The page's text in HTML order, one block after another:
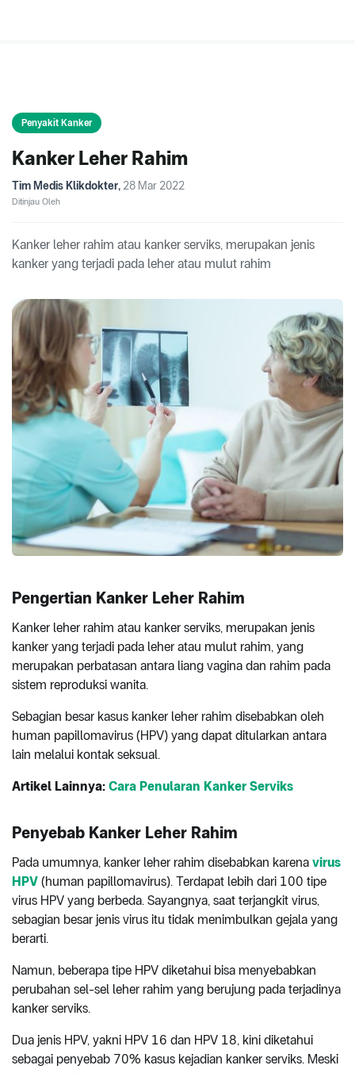
Penyakit Kanker
Kanker Leher Rahim
Tim Medis Klikdokter, 28 Mar 2022
Ditinjau Oleh
Kanker leher rahim atau kanker serviks, merupakan jenis
kanker yang terjadi pada leher atau mulut rahim
Pengertian Kanker Leher Rahim
Kanker leher rahim atau kanker serviks, merupakan jenis
kanker yang terjadi pada leher atau mulut rahim, yang
merupakan perbatasan antara liang vagina dan rahim pada
sistem reproduksi wanita.
Sebagian besar kasus kanker leher rahim disebabkan oleh
human papillomavirus (HPV) yang dapat ditularkan antara
lain melalui kontak seksual.
Artikel Lainnya: Cara Penularan Kanker Serviks
Penyebab Kanker Leher Rahim
Pada umumnya, kanker leher rahim disebabkan karena virus
HPV (human papillomavirus). Terdapat lebih dari 100 tipe
virus HPV yang berbeda. Sayangnya, saat terjangkit virus,
sebagian besar jenis virus itu tidak menimbulkan gejala yang
berarti.
Namun, beberapa tipe HPV diketahui bisa menyebabkan
perubahan sel-sel leher rahim yang berujung pada terjadinya
kanker serviks.
Dua jenis HPV, yakni HPV 16 dan HPV 18, kini diketahui
sebagai penyebab 70% kasus kejadian kanker serviks. Meski